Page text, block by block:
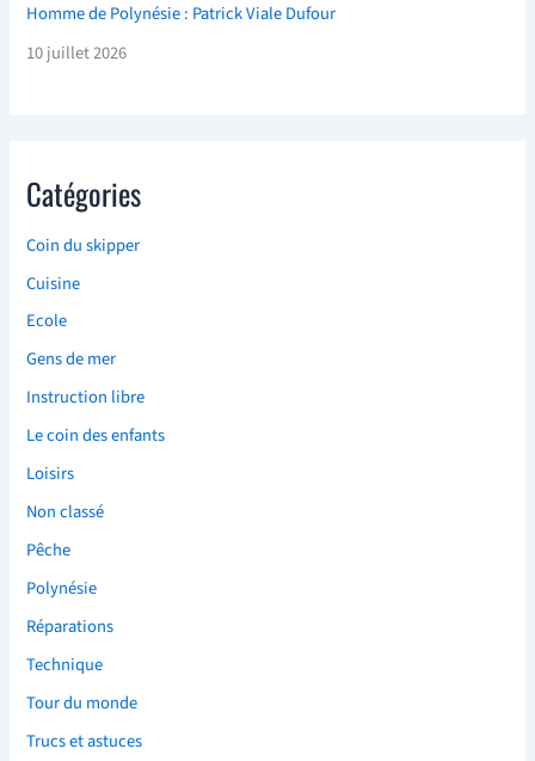
Homme de Polynésie : Patrick Viale Dufour
10 juillet 2026
Catégories
Coin du skipper
Cuisine
Ecole
Gens de mer
Instruction libre
Le coin des enfants
Loisirs
Non classé
Pêche
Polynésie
Réparations
Technique
Tour du monde
Trucs et astuces